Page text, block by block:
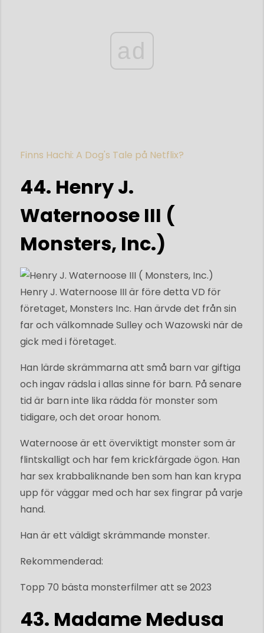
ad
Finns Hachi: A Dog's Tale på Netflix?
44. Henry J.
Waternoose III (
Monsters, Inc.)
Henry J. Waternoose III är före detta VD för
företaget, Monsters Inc. Han ärvde det från sin
far och välkomnade Sulley och Wazowski när de
gick med i företaget.
Han lärde skrämmarna att små barn var giftiga
och ingav rädsla i allas sinne för barn. På senare
tid är barn inte lika rädda för monster som
tidigare, och det oroar honom.
Waternoose är ett överviktigt monster som är
flintskalligt och har fem krickfärgade ögon. Han
har sex krabbaliknande ben som han kan krypa
upp för väggar med och har sex fingrar på varje
hand.
Han är ett väldigt skrämmande monster.
Rekommenderad:
Topp 70 bästa monsterfilmer att se 2023
43. Madame Medusa